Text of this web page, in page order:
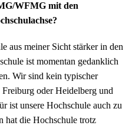
WFMG mit den
aus meiner Sicht stärker in den
ist momentan gedanklich
Wir sind kein typischer
oder Heidelberg und
ist unsere Hochschule auch zu
hat die Hochschule trotz